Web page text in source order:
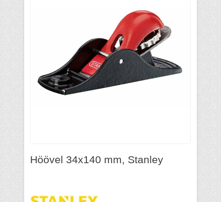
Höövel 34x140 mm, Stanley